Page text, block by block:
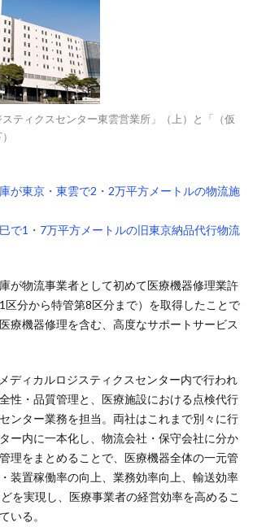
スティクスセンター東雲営業所」（上）と「（仮
が東京・東雲で2・2万平方メートルの物流施
で1・7万平方メートルの旧東京納品代行物流
が物流事業者として初めて医療機器修理業許
区分から特管第8区分まで）を取得したことで
療機器修理を含む、高度なサポートサービス
ディカルロジスティクスセンター内で行われ
性・品質管理と、医療施設における点検代行
ンター業務を担当。両社はこれまで別々に行
ー内に一本化し、物流会社・保守会社に分か
理をまとめることで、医療機器全体の一元管
装置稼働率の向上、業務効率向上、輸送効率
を実現し、医療事業者の経営効率を高めるこ
いる。